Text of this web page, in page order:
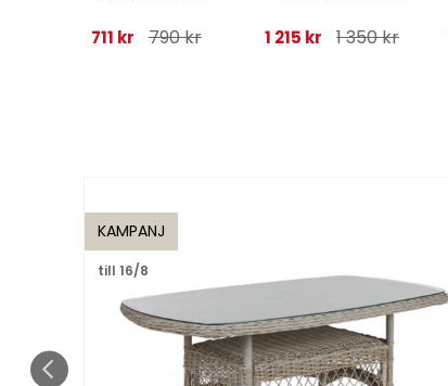
711 kr 790 kr 1 215 kr 1 350 kr
KAMPANJ
till 16/8